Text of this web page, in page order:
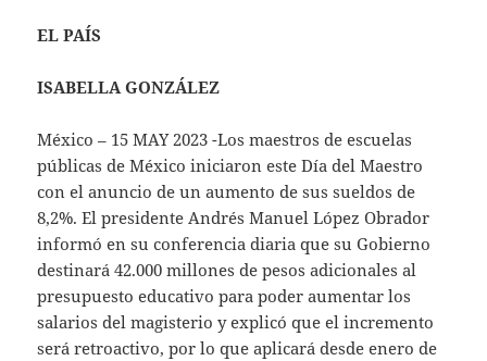
EL PAÍS
ISABELLA GONZÁLEZ
México – 15 MAY 2023 -Los maestros de escuelas
públicas de México iniciaron este Día del Maestro
con el anuncio de un aumento de sus sueldos de
8,2%. El presidente Andrés Manuel López Obrador
informó en su conferencia diaria que su Gobierno
destinará 42.000 millones de pesos adicionales al
presupuesto educativo para poder aumentar los
salarios del magisterio y explicó que el incremento
será retroactivo, por lo que aplicará desde enero de